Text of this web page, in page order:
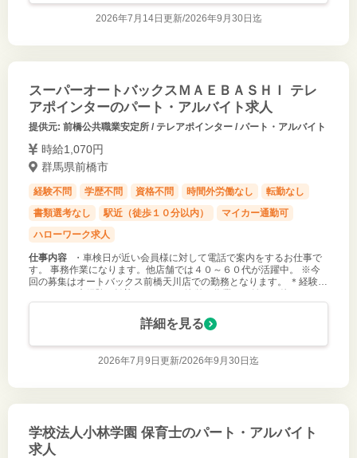
2026年7月14日更新/2026年9月30日迄
スーパーオートバックスＭＡＥＢＡＳＨＩ テレ
アポインターのパート・アルバイト求人
提供元: 前橋公共職業安定所 / テレアポインター / パート・アルバイト
時給1,070円
群馬県前橋市
経験不問 学歴不問 資格不問 時間外労働なし
転勤なし
書類選考なし
駅近（徒歩１０分以内）
マイカー通勤可
ハローワーク求人
仕事内容
・車検日が近い会員様に対して電話で案内をするお仕事で
す。 事務作業になります。他店舗では４０～６０代が活躍中。 ※今
回の募集はオートバックス前橋天川店での勤務となります。 ＊経験者
ルアップしていき
詳細を見る
2026年7月9日更新/2026年9月30日迄
学校法人小林学園 保育士のパート・アルバイト
求人